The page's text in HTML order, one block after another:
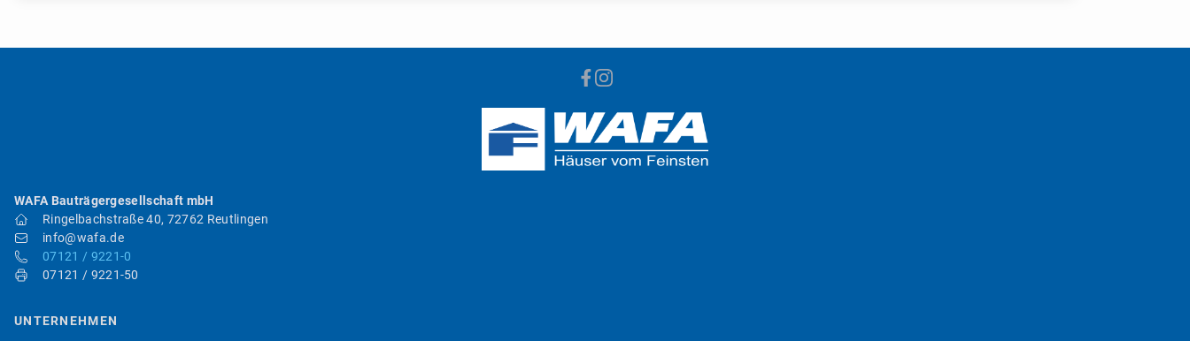
WAFA Bauträgergesellschaft mbH
Ringelbachstraße 40, 72762 Reutlingen
info@wafa.de
07121 / 9221-0
07121 / 9221-50
UNTERNEHMEN